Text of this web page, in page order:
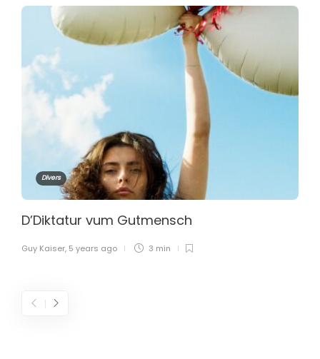
Divers
D’Diktatur vum Gutmensch
Guy Kaiser, 5 years ago 3 min